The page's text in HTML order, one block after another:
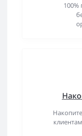
100%